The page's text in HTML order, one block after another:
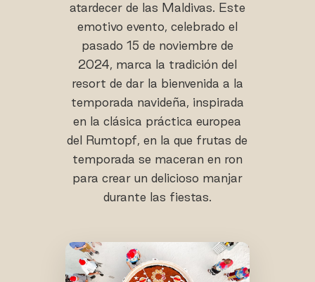
atardecer de las Maldivas. Este
emotivo evento, celebrado el
pasado 15 de noviembre de
2024, marca la tradición del
resort de dar la bienvenida a la
temporada navideña, inspirada
en la clásica práctica europea
del Rumtopf, en la que frutas de
temporada se maceran en ron
para crear un delicioso manjar
durante las fiestas.